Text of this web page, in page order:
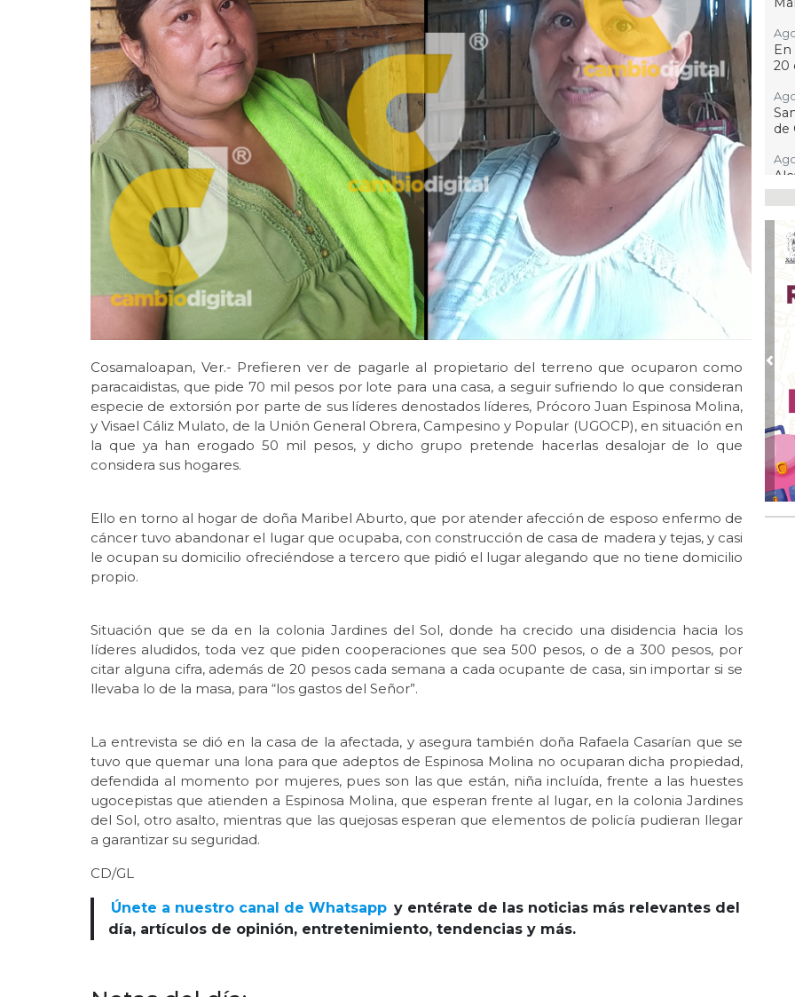
Cosamaloapan, Ver.- Prefieren ver de pagarle al propietario del terreno que ocuparon como
paracaidistas, que pide 70 mil pesos por lote para una casa, a seguir sufriendo lo que consideran
especie de extorsión por parte de sus líderes denostados líderes, Prócoro Juan Espinosa Molina,
y Visael Cáliz Mulato, de la Unión General Obrera, Campesino y Popular (UGOCP), en situación en
la que ya han erogado 50 mil pesos, y dicho grupo pretende hacerlas desalojar de lo que
considera sus hogares.
Ello en torno al hogar de doña Maribel Aburto, que por atender afección de esposo enfermo de
cáncer tuvo abandonar el lugar que ocupaba, con construcción de casa de madera y tejas, y casi
le ocupan su domicilio ofreciéndose a tercero que pidió el lugar alegando que no tiene domicilio
propio.
Situación que se da en la colonia Jardines del Sol, donde ha crecido una disidencia hacia los
líderes aludidos, toda vez que piden cooperaciones que sea 500 pesos, o de a 300 pesos, por
citar alguna cifra, además de 20 pesos cada semana a cada ocupante de casa, sin importar si se
llevaba lo de la masa, para “los gastos del Señor”.
La entrevista se dió en la casa de la afectada, y asegura también doña Rafaela Casarían que se
tuvo que quemar una lona para que adeptos de Espinosa Molina no ocuparan dicha propiedad,
defendida al momento por mujeres, pues son las que están, niña incluída, frente a las huestes
ugocepistas que atienden a Espinosa Molina, que esperan frente al lugar, en la colonia Jardines
del Sol, otro asalto, mientras que las quejosas esperan que elementos de policía pudieran llegar
a garantizar su seguridad.
CD/GL
Únete a nuestro canal de Whatsapp y entérate de las noticias más relevantes del
día, artículos de opinión, entretenimiento, tendencias y más.
20
de
a